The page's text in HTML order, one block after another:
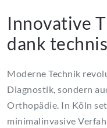
Innovative
dank
Moderne Technik
Diagnostik, sondern
Orthopädie. In Köln
minimalinvasive